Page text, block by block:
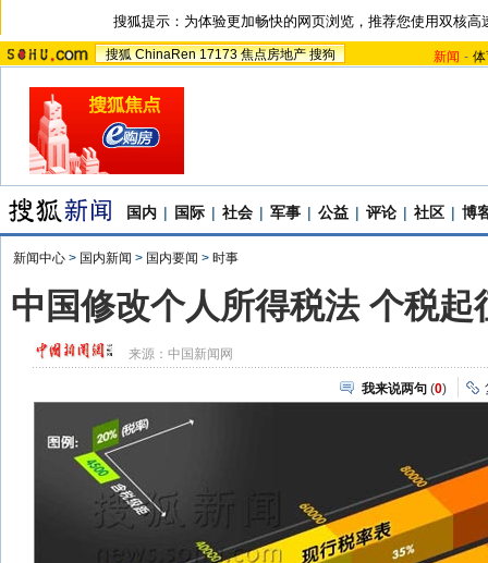
搜狐提示：为体验更加畅快的网页浏览，推荐您使用双核高
搜狐 ChinaRen 17173 焦点房地产 搜狗 新闻 -
国内 | 国际 | 社会 | 军事 | 公益 | 评论 | 社区 | 博
新闻中心 > 国内新闻 > 国内要闻 > 时事
中国修改个人所得税法 个税起
来源： 中国新闻网
我来说两句 (0)